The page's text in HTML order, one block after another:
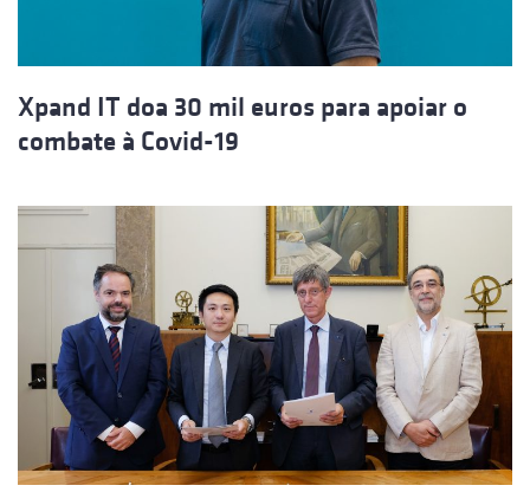
Xpand IT doa 30 mil euros para apoiar o
combate à Covid-19